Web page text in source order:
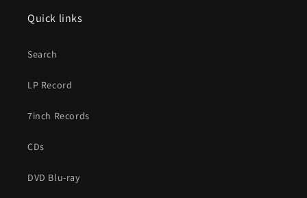
Quick links
Search
LP Record
7inch Records
CDs
DVD Blu-ray